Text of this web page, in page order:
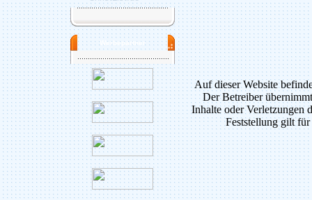
Werbepartner
Auf dieser Website
Der Betreiber
Inhalte oder Verletzungen
Feststellung gilt für